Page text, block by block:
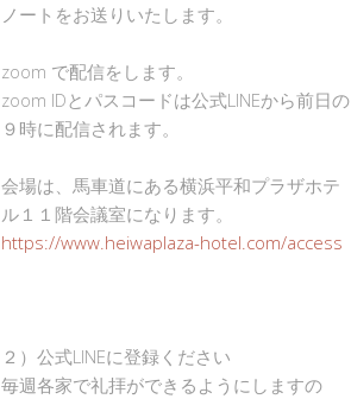
ノートをお送りいたします。
zoom で配信をします。
zoom IDとパスコードは公式LINEから前日の
９時に配信されます。
会場は、馬車道にある横浜平和プラザホテ
ル１１階会議室になります。
https://www.heiwaplaza-hotel.com/access
２）公式LINEに登録ください
毎週各家で礼拝ができるようにしますの